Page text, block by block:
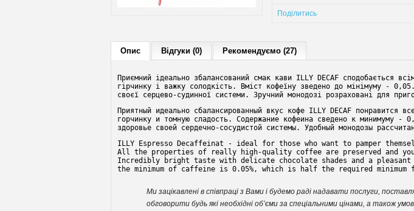
Поділитись
Опис Відгуки (0) Рекомендуємо (27)
Приємний ідеально збалансований смак кави ILLY DECAF сподобається
гірчинку і важку солодкість. Вміст кофеїну зведено до мінімуму -
своєї серцево-судинної системи. Зручний монодозі розраховані для
Приятный идеально сбалансированный вкус кофе ILLY DECAF понравится
горчинку и томную сладость. Содержание кофеина сведено к минимуму -
здоровье своей сердечно-сосудистой системы. Удобный монодозы
ILLY Espresso Decaffeinat - ideal for those who want to pamper
All the properties of really high-quality coffee are preserved and
Incredibly bright taste with delicate chocolate shades and a pleasant
the minimum of caffeine is 0.05%, which is half the required minimum
Ми зацікавлені в співпраці з Вами і будемо раді надавати послуги,
обговорити будь які необхідні об’єми за спеціальними цінами, а також